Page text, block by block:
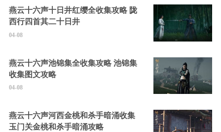
燕云十六声十日井红缨全收集攻略 陇
西行四首其二十日井
04-08
燕云十六声池锦集全收集攻略 池锦集
收集图文攻略
04-08
燕云十六声河西金桃和杀手暗涌收集
玉门关金桃和杀手暗涌攻略